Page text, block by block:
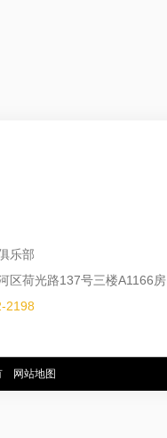
乐部
区荷光路137号三楼A1166房
2198
网站地图